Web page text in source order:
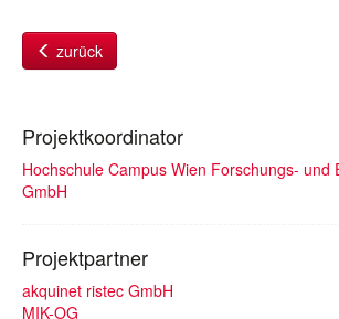
zurück
Projektkoordinator
Hochschule Campus Wien Forschungs- und
GmbH
Projektpartner
akquinet ristec GmbH
MIK-OG